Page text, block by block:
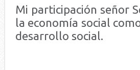
Mi participación señor
la economía social
desarrollo social.